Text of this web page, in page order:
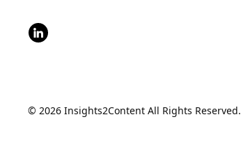
© 2026 Insights2Content All Rights Reserved.